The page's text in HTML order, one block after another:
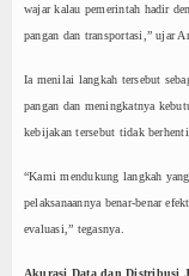
wajar kalau pemerintah hadir
pangan dan transportasi,” ujar
Ia menilai langkah tersebut
pangan dan meningkatnya
kebijakan tersebut tidak
“Kami mendukung langkah
pelaksanaannya benar-benar
evaluasi,” tegasnya.
Akurasi Data dan Distribusi